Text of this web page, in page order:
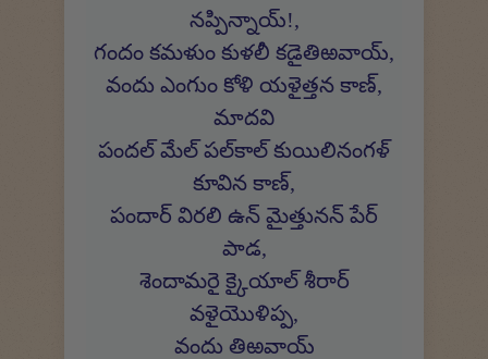
నప్పిన్నాయ్!,
గందం కమళుం కుళలీ కడైతిఱవాయ్,
వందు ఎంగుం కోళి యళైత్తన కాణ్,
మాదవి
పందల్ మేల్ పల్‍కాల్ కుయిలినంగళ్
కూవిన కాణ్,
పందార్ విరలి ఉన్ మైత్తునన్ పేర్
పాడ,
శెందామరై క్కైయాల్ శీరార్
వళైయొళిప్ప,
వందు తిఱవాయ్